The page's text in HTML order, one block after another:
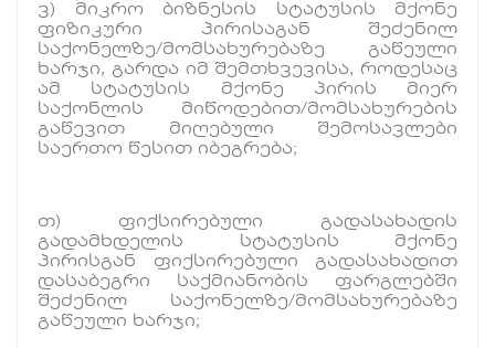
ვ) მიკრო ბიზნესის სტატუსის მქონე
ფიზიკური პირისაგან შეძენილ
საქონელზე/მომსახურებაზე გაწეული
ხარჯი, გარდა იმ შემთხვევისა, როდესაც
ამ სტატუსის მქონე პირის მიერ
საქონლის მიწოდებით/მომსახურების
გაწევით მიღებული შემოსავლები
საერთო წესით იბეგრება;
თ) ფიქსირებული გადასახადის
გადამხდელის სტატუსის მქონე
პირისგან ფიქსირებული გადასახადით
დასაბეგრი საქმიანობის ფარგლებში
შეძენილ საქონელზე/მომსახურებაზე
გაწეული ხარჯი;